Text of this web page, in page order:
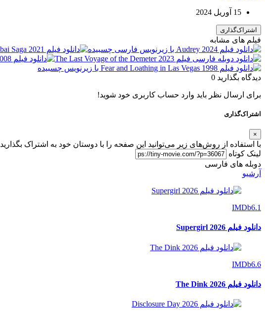
15 آوریل 2024
اشتراک‌گذاری
فیلم های مشابه
دیدگاه بگذارید 0
برای ارسال نظر باید وارد حساب کاربری خود شوید!
اشتراک‌گذاری
×
با استفاده از روش‌های زیر می‌توانید این صفحه را با دوستان خود به اشتراک بگذارید
لینک کوتاه
دوبله های فارسی
آرشیو
IMDb6.1
دانلود فیلم Supergirl 2026
IMDb6.6
دانلود فیلم The Dink 2026